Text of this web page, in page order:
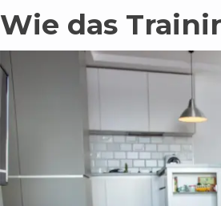
Wie das